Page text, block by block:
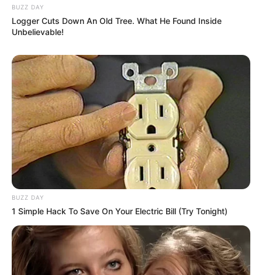
Serem! 9 Chat Ojek Online &
Pelanggan Ini Bikin Auto
Merinding
Bikin Ngakak, 10 Potret
Cosplay Murah Pakai Bahan
Seadanya
BUZZ DAY
Logger Cuts Down An Old Tree. What He Found Inside
Unbelievable!
BUZZ DAY
1 Simple Hack To Save On Your Electric Bill (Try Tonight)